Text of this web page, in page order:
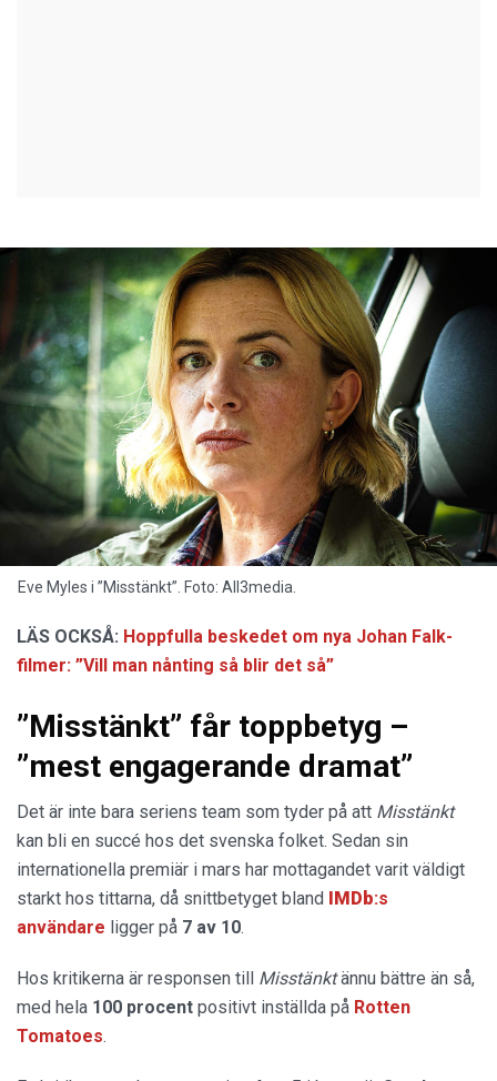
Eve Myles i ”Misstänkt”. Foto: All3media.
LÄS OCKSÅ: Hoppfulla beskedet om nya Johan Falk-
filmer: ”Vill man nånting så blir det så”
”Misstänkt” får toppbetyg –
”mest engagerande dramat”
Det är inte bara seriens team som tyder på att Misstänkt
kan bli en succé hos det svenska folket. Sedan sin
internationella premiär i mars har mottagandet varit väldigt
starkt hos tittarna, då snittbetyget bland IMDb:s
användare ligger på 7 av 10.
Hos kritikerna är responsen till Misstänktännu bättre än så,
med hela 100 procent positivt inställda på Rotten
Tomatoes.